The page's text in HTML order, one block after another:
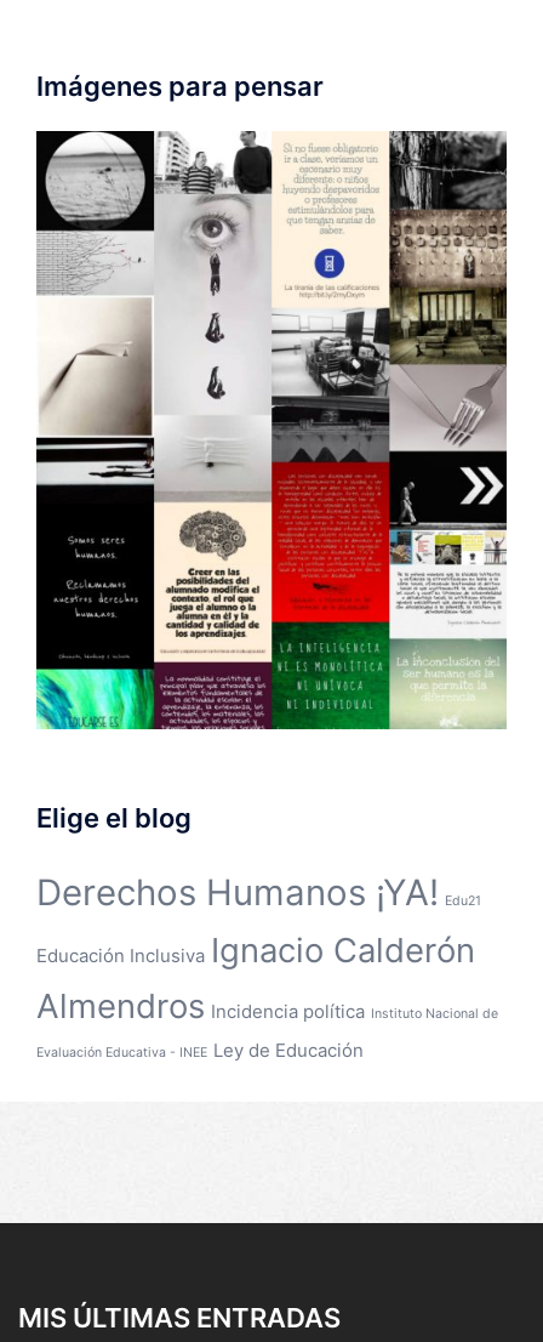
Imágenes para pensar
Elige el blog
Derechos Humanos ¡YA! Edu21
Educación Inclusiva Ignacio Calderón
Almendros Incidencia política Instituto Nacional de
Evaluación Educativa - INEE Ley de Educación
MIS ÚLTIMAS ENTRADAS